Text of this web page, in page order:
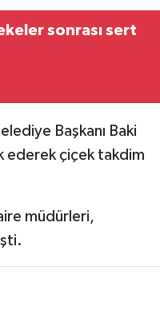
sonrası sert
Başkanı Baki
ederek çiçek takdim
müdürleri,